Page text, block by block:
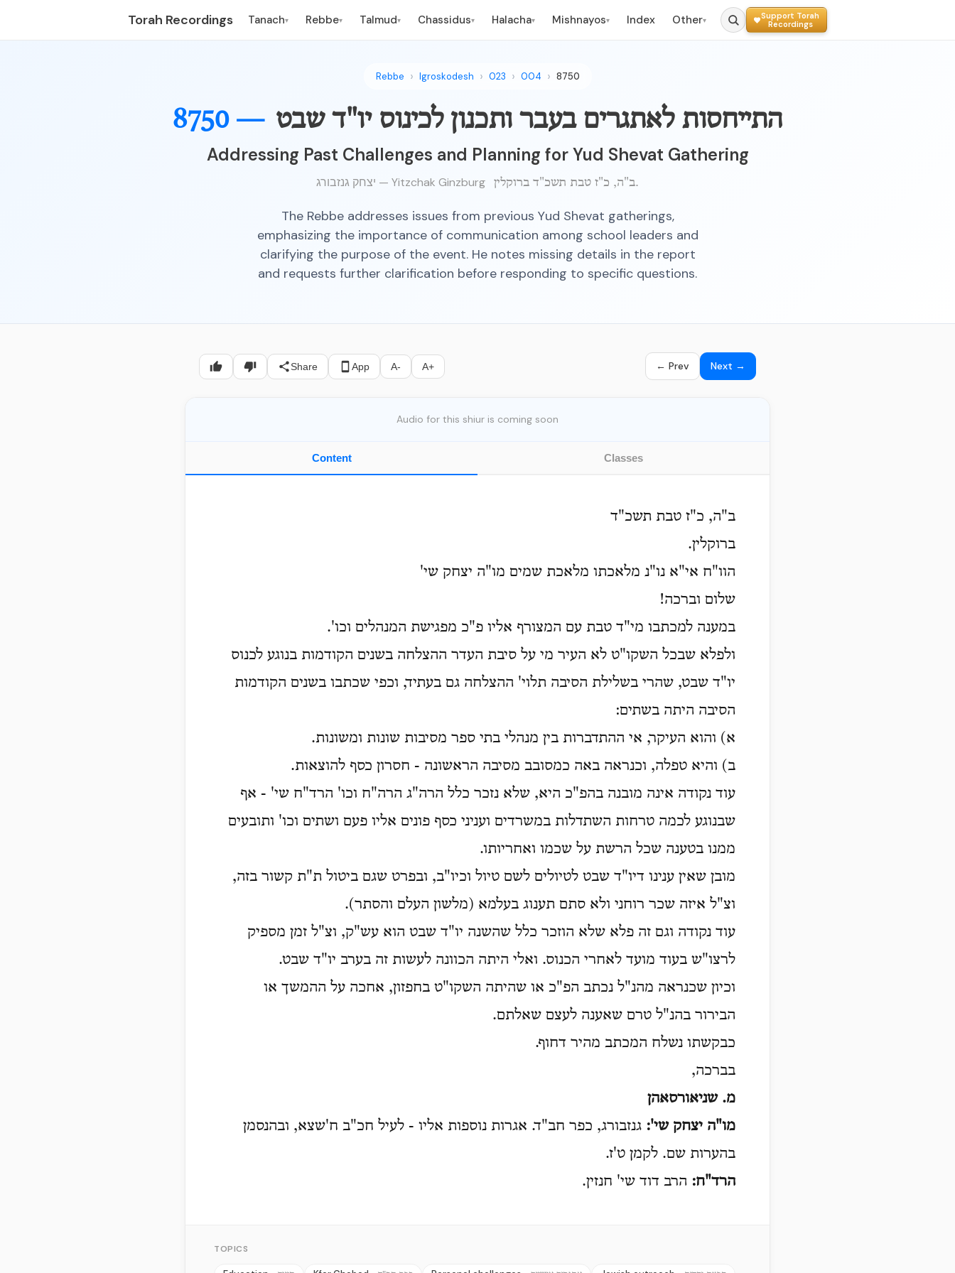
Torah Recordings Tanach▾ Rebbe▾ Talmud▾ Chassidus▾ Halacha▾ Mishnayos▾ Index Other▾
Support Torah
Recordings
Rebbe Igroskodesh 023 004 8750
8750 — התייחסות לאתגרים בעבר ותכנון לכינוס יו"ד שבט
Addressing Past Challenges and Planning for Yud Shevat Gathering
יצחק גנזבורג — Yitzchak Ginzburg ב"ה, כ"ז טבת תשכ"ד ברוקלין.
The Rebbe addresses issues from previous Yud Shevat gatherings,
emphasizing the importance of communication among school leaders and
clarifying the purpose of the event. He notes missing details in the report
and requests further clarification before responding to specific questions.
Share App A- A+ ← Prev Next →
Audio for this shiur is coming soon
Content Classes
ב"ה, כ"ז טבת תשכ"ד
ברוקלין.
הוו"ח אי"א נו"נ מלאכתו מלאכת שמים מו"ה יצחק שי'
שלום וברכה!
במענה למכתבו מי"ד טבת עם המצורף אליו פ"כ מפגישת המנהלים וכו'.
ולפלא שבכל השקו"ט לא העיר מי על סיבת העדר ההצלחה בשנים הקודמות בנוגע לכנוס
יו"ד שבט, שהרי בשלילת הסיבה תלוי' ההצלחה גם בעתיד, וכפי שכתבו בשנים הקודמות
הסיבה היתה בשתים:
א) והוא העיקר, אי ההתדברות בין מנהלי בתי ספר מסיבות שונות ומשונות.
ב) והיא טפלה, וכנראה באה כמסובב מסיבה הראשונה - חסרון כסף להוצאות.
עוד נקודה אינה מובנה בהפ"כ היא, שלא נזכר כלל הרה"ג הרה"ח וכו' הרד"ח שי' - אף
שבנוגע לכמה טרחות השתדלות במשרדים ועניני כסף פונים אליו פעם ושתים וכו' ותובעים
ממנו בטענה שכל הרשת על שכמו ואחריותו.
מובן שאין ענינו דיו"ד שבט לטיולים לשם טיול וכיו"ב, ובפרט שגם ביטול ת"ת קשור בזה,
וצ"ל איזה שכר רוחני ולא סתם תענוג בעלמא (מלשון העלם והסתר).
עוד נקודה וגם זה פלא שלא הוזכר כלל שהשנה יו"ד שבט הוא עש"ק, וצ"ל זמן מספיק
לרצו"ש בעוד מועד לאחרי הכנוס. ואלי היתה הכוונה לעשות זה בערב יו"ד שבט.
וכיון שכנראה מהנ"ל נכתב הפ"כ או שהיתה השקו"ט בחפזון, אחכה על ההמשך או
הבירור בהנ"ל טרם שאענה לעצם שאלתם.
כבקשתו נשלח המכתב מהיר דחוף.
בברכה,
מ. שניאורסאהן
מו"ה יצחק שי': גנזבורג, כפר חב"ד. אגרות נוספות אליו - לעיל חכ"ב ח'שצא, ובהנסמן
בהערות שם. לקמן ט'ז.
הרד"ח: הרב דוד שי' חנזין.
TOPICS